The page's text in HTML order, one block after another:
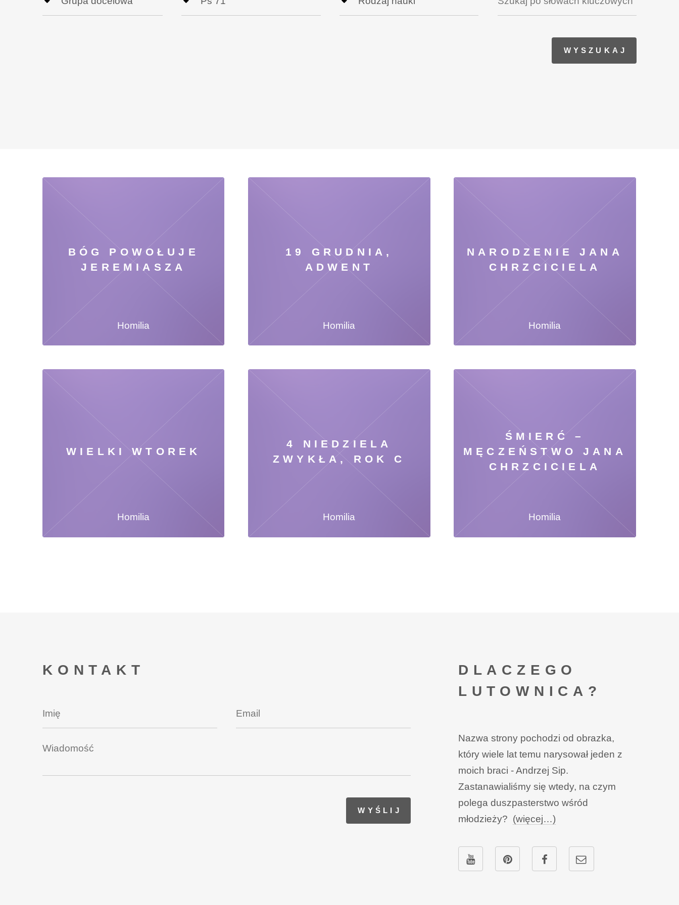
BÓG POWOŁUJE
JEREMIASZA
Homilia
19 GRUDNIA,
ADWENT
Homilia
NARODZENIE JANA
CHRZCICIELA
Homilia
WIELKI WTOREK
Homilia
4 NIEDZIELA
ZWYKŁA, ROK C
Homilia
ŚMIERĆ –
MĘCZEŃSTWO JANA
CHRZCICIELA
Homilia
KONTAKT
DLACZEGO
LUTOWNICA?
Nazwa strony pochodzi od obrazka,
który wiele lat temu narysował jeden z
moich braci - Andrzej Sip.
Zastanawialiśmy się wtedy, na czym
polega duszpasterstwo wśród
młodzieży? (więcej…)